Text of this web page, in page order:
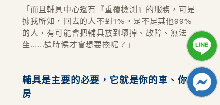
「而且輔具中心還有『重覆檢測』的服務，可是
據我所知，回去的人不到1%。是不是其他99%
的人，有可能會把輔具放到壞掉、故障、無法
坐......這時候才會想要換呢？」
輔具是主要的必要，它就是你的車、你的
房